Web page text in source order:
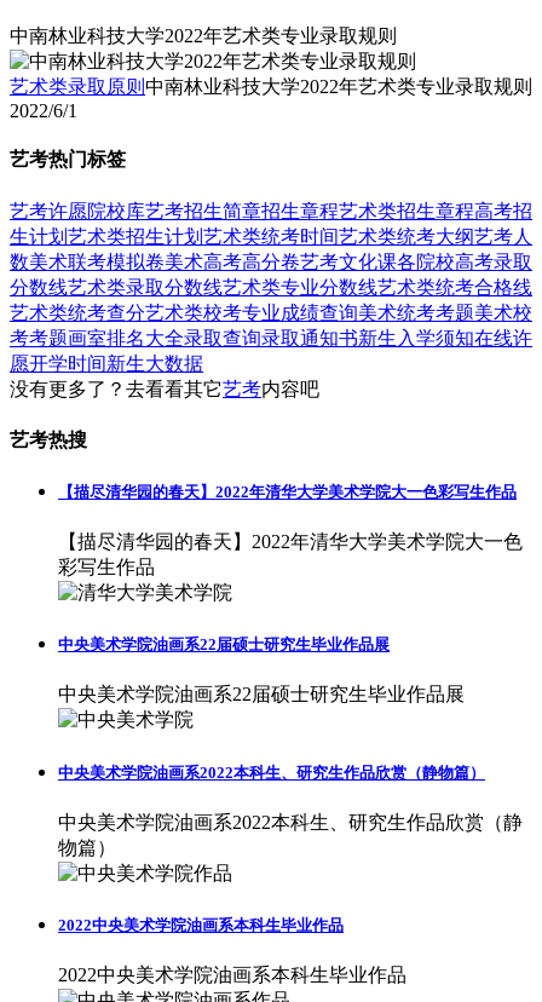
中南林业科技大学2022年艺术类专业录取规则
艺术类录取原则 中南林业科技大学2022年艺术类专业录取规则
2022/6/1
艺考热门标签
艺考许愿院校库艺考招生简章招生章程艺术类招生章程高考招
生计划 艺术类招生计划 艺术类统考时间艺术类统考大纲艺考人
数美术联考模拟卷美术高考高分卷艺考文化课各院校高考录取
分数线艺术类录取分数线艺术类专业分数线艺术类统考合格线
艺术类统考查分艺术类校考专业成绩查询美术统考考题美术校
考考题画室排名大全录取查询录取通知书新生入学须知在线许
愿开学时间新生大数据
没有更多了？去看看其它艺考内容吧
艺考热搜
【描尽清华园的春天】2022年清华大学美术学院大一色彩写生作品
【描尽清华园的春天】2022年清华大学美术学院大一色
彩写生作品
中央美术学院油画系22届硕士研究生毕业作品展
中央美术学院油画系22届硕士研究生毕业作品展
中央美术学院油画系2022本科生、研究生作品欣赏（静物篇）
中央美术学院油画系2022本科生、研究生作品欣赏（静
物篇）
2022中央美术学院油画系本科生毕业作品
2022中央美术学院油画系本科生毕业作品